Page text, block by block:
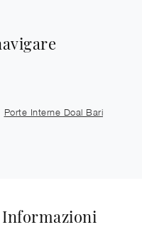
Porte Interne Doal Bari